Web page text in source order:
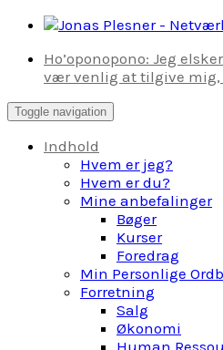
Skip
contentHo’oponopono: Jeg
vær venlig at tilgive mig,
Toggle navigation
Indhold
Hvem er jeg?
Hvem er du?
Mine anbefalinger
Bøger
Kurser
Foredrag
Min Personlige
Forretning
Salg
Økonomi
Human